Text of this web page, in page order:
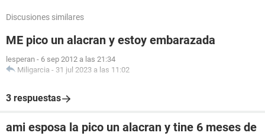
Discusiones similares
ME pico un alacran y estoy embarazada
lesperan - 6 sep 2012 a las 21:34
Miligarcia - 31 jul 2023 a las 11:02
3 respuestas
ami esposa la pico un alacran y tine 6 meses de